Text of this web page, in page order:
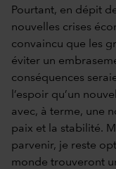
Pourtant, en dépit
nouvelles crises
convaincu que les
éviter un
conséquences
l’espoir qu’un
avec, à terme, une
paix et la stabilité.
parvenir, je reste
monde trouveront